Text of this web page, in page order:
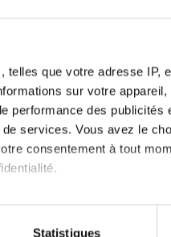
telles que votre adresse IP,
sur votre appareil,
des publicités
services. Vous avez le
consentement à tout
qui peuvent être
Statistiques
aurez besoin de vous
nouveau compte